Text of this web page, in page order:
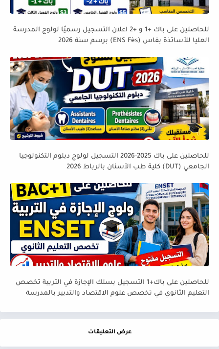
للحاصلين على باك +1 و +2 اعلان التسجيل رسميًا لولوج المدرسة
العليا للأساتذة بفاس (ENS Fès) برسم سنة 2026
للحاصلين على باك 2025-2026 التسجيل لولوج دبلوم التكنولوجيا
الجامعي (DUT) كلية طب الأسنان بالرباط 2026
للحاصلين على باك+1 التسجيل بسلك الإجازة في التربية تخصص
التعليم الثانوي في تخصص علوم الاقتصاد والتدبير بالمدرسة
عرض التعليقات